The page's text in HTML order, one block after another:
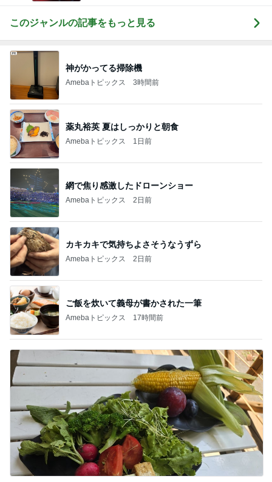
このジャンルの記事をもっと見る
神がかってる掃除機
Amebaトピックス 3時間前
薬丸裕英 夏はしっかりと朝食
Amebaトピックス 1日前
網で焦り感激したドローンショー
Amebaトピックス 2日前
カキカキで気持ちよさそうなうずら
Amebaトピックス 2日前
ご飯を炊いて義母が書かされた一筆
Amebaトピックス 17時間前